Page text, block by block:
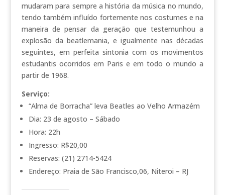
mudaram para sempre a história da música no mundo,
tendo também influído fortemente nos costumes e na
maneira de pensar da geração que testemunhou a
explosão da beatlemania, e igualmente nas décadas
seguintes, em perfeita sintonia com os movimentos
estudantis ocorridos em Paris e em todo o mundo a
partir de 1968.
Serviço:
“Alma de Borracha” leva Beatles ao Velho Armazém
Dia: 23 de agosto – Sábado
Hora: 22h
Ingresso: R$20,00
Reservas: (21) 2714-5424
Endereço: Praia de São Francisco,06, Niteroi – RJ